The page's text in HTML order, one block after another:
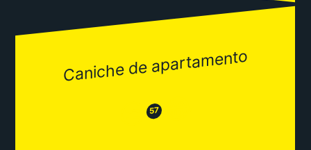
Caniche de apartamento
😒 57 😂